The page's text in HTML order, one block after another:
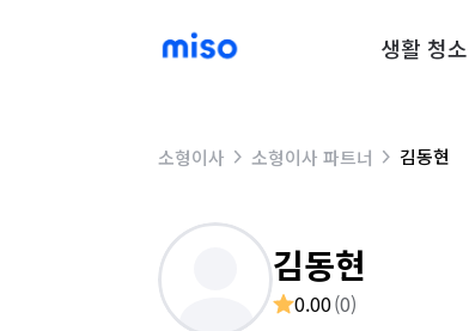
생활 청소
소형이사 소형이사 파트너 김동현
김동현
0.00(0)